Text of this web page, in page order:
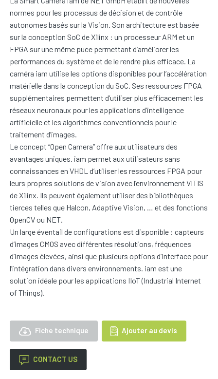
normes pour les processus de décision et de contrôle
autonomes basés sur la Vision. Son architecture est basée
sur la conception SoC de Xilinx : un processeur ARM et un
FPGA sur une même puce permettant d’améliorer les
performances du système et de le rendre plus efficace. La
caméra iam utilise les options disponibles pour l’accélération
matérielle dans la conception du SoC. Ses ressources FPGA
supplémentaires permettent d’utiliser plus efficacement les
réseaux neuronaux pour les applications d’intelligence
artificielle et les algorithmes conventionnels pour le
traitement d’images.
Le concept “Open Camera” offre aux utilisateurs des
avantages uniques. iam permet aux utilisateurs sans
connaissances en VHDL d’utiliser les ressources FPGA pour
leurs propres solutions de vision avec l’environnement VITIS
de Xilinx. Ils peuvent également utiliser des bibliothèques
tierces telles que Halcon, Adaptive Vision, … et des fonctions
OpenCV ou NET.
Un large éventail de configurations est disponible : capteurs
d’images CMOS avec différentes résolutions, fréquences
d’images élevées, ainsi que plusieurs options d’interface pour
l’intégration dans divers environnements. iam est une
solution idéale pour les applications IIoT (Industrial Internet
of Things).
Fiche technique Ajouter au devis
CONTACT US